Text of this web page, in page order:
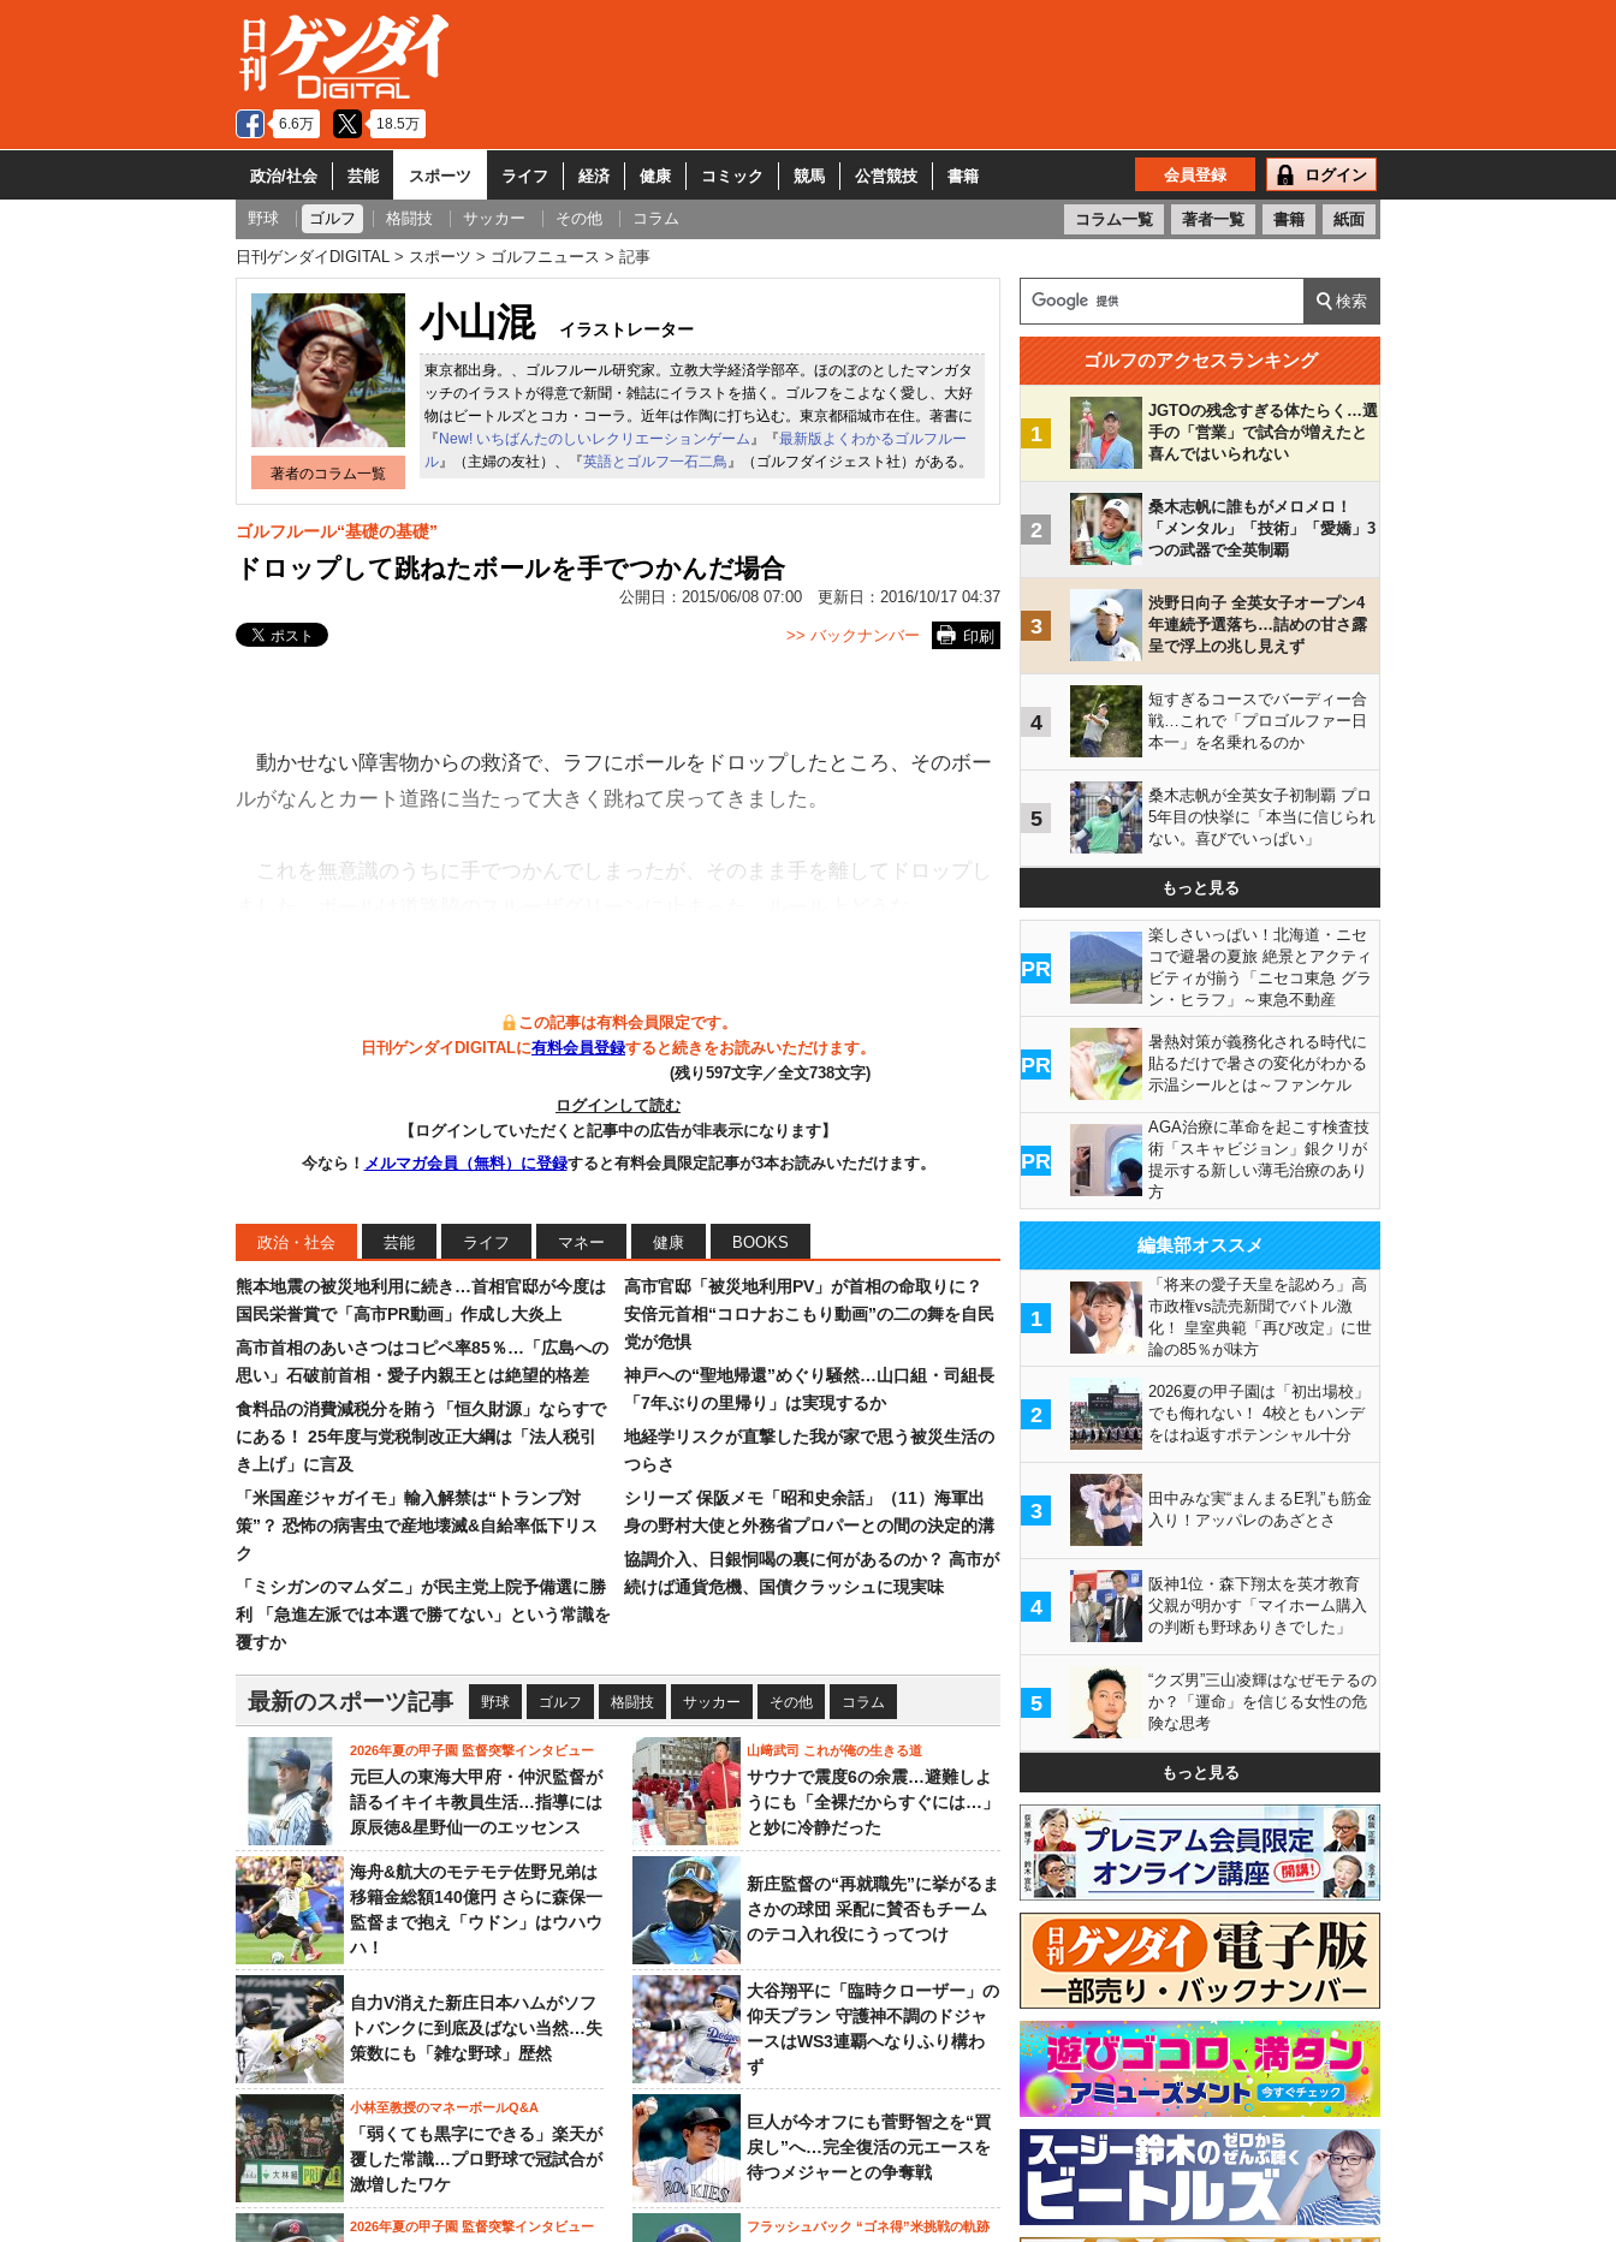
6.6万 18.5万
政治/社会 芸能 スポーツ ライフ 経済 健康 コミック 競馬 公営競技 書籍 会員登録 ログイン
野球 ゴルフ 格闘技 サッカー その他 コラム コラム一覧 著者一覧 書籍 紙面
日刊ゲンダイDIGITAL スポーツ ゴルフニュース 記事
著者のコラム一覧
小山混 イラストレーター
東京都出身。、ゴルフルール研究家。立教大学経済学部卒。ほのぼのとしたマンガタ
ッチのイラストが得意で新聞・雑誌にイラストを描く。ゴルフをこよなく愛し、大好
物はビートルズとコカ・コーラ。近年は作陶に打ち込む。東京都稲城市在住。著書に
『 New! いちばんたのしいレクリエーションゲーム』『最新版よくわかるゴルフルー
ル』（主婦の友社）、『英語とゴルフ一石二鳥』（ゴルフダイジェスト社）がある。
ゴルフルール“基礎の基礎”
ドロップして跳ねたボールを手でつかんだ場合
公開日： 2015/06/08 07:00 更新日： 2016/10/17 04:37
印刷
>> バックナンバー
動かせない障害物からの救済で、ラフにボールをドロップしたところ、そのボー
ルがなんとカート道路に当たって大きく跳ねて戻ってきました。
これを無意識のうちに手でつかんでしまったが、そのまま手を離してドロップし
この記事は有料会員限定です。
日刊ゲンダイDIGITALに有料会員登録すると続きをお読みいただけます。
(残り597文字／全文738文字)
ログインして読む
【ログインしていただくと記事中の広告が非表示になります】
今なら！ メルマガ会員（無料）に登録すると有料会員限定記事が3本お読みいただけます。
政治・社会 芸能 ライフ マネー 健康 BOOKS
熊本地震の被災地利用に続き…首相官邸が今度は
国民栄誉賞で「高市PR動画」作成し大炎上
高市首相のあいさつはコピペ率85％…「広島への
思い」石破前首相・愛子内親王とは絶望的格差
食料品の消費減税分を賄う「恒久財源」ならすで
にある！ 25年度与党税制改正大綱は「法人税引
き上げ」に言及
「米国産ジャガイモ」輸入解禁は“トランプ対
策”？ 恐怖の病害虫で産地壊滅&自給率低下リス
ク
「ミシガンのマムダニ」が民主党上院予備選に勝
利 「急進左派では本選で勝てない」という常識を
覆すか
高市官邸「被災地利用PV」が首相の命取りに？
安倍元首相“コロナおこもり動画”の二の舞を自民
党が危惧
神戸への“聖地帰還”めぐり騒然…山口組・司組長
「7年ぶりの里帰り」は実現するか
地経学リスクが直撃した我が家で思う被災生活の
つらさ
シリーズ 保阪メモ「昭和史余話」（11）海軍出
身の野村大使と外務省プロパーとの間の決定的溝
協調介入、日銀恫喝の裏に何があるのか？ 高市が
続けば通貨危機、国債クラッシュに現実味
最新のスポーツ記事 野球 ゴルフ 格闘技 サッカー その他 コラム
2026年夏の甲子園 監督突撃インタビュー
元巨人の東海大甲府・仲沢監督が
語るイキイキ教員生活…指導には
原辰徳&星野仙一のエッセンス
山﨑武司 これが俺の生きる道
サウナで震度6の余震…避難しよ
うにも「全裸だからすぐには…」
と妙に冷静だった
海舟&航大のモテモテ佐野兄弟は
移籍金総額140億円 さらに森保一
監督まで抱え「ウドン」はウハウ
ハ！
新庄監督の“再就職先”に挙がるま
さかの球団 采配に賛否もチーム
のテコ入れ役にうってつけ
自力V消えた新庄日本ハムがソフ
トバンクに到底及ばない当然…失
策数にも「雑な野球」歴然
大谷翔平に「臨時クローザー」の
仰天プラン 守護神不調のドジャ
ースはWS3連覇へなりふり構わ
ず
小林至教授のマネーボールQ&A
「弱くても黒字にできる」楽天が
覆した常識…プロ野球で冠試合が
激増したワケ
巨人が今オフにも菅野智之を“買
戻し”へ…完全復活の元エースを
待つメジャーとの争奪戦
2026年夏の甲子園 監督突撃インタビュー フラッシュバック “ゴネ得”米挑戦の軌跡
ゴルフのアクセスランキング
1
JGTOの残念すぎる体たらく…選
手の「営業」で試合が増えたと
喜んではいられない
2
桑木志帆に誰もがメロメロ！
「メンタル」「技術」「愛嬌」3
つの武器で全英制覇
3
渋野日向子 全英女子オープン4
年連続予選落ち…詰めの甘さ露
呈で浮上の兆し見えず
4
短すぎるコースでバーディー合
戦…これで「プロゴルファー日
本一」を名乗れるのか
5
桑木志帆が全英女子初制覇 プロ
5年目の快挙に「本当に信じられ
ない。喜びでいっぱい」
もっと見る
PR
楽しさいっぱい！北海道・ニセ
コで避暑の夏旅 絶景とアクティ
ビティが揃う「ニセコ東急 グラ
ン・ヒラフ」～東急不動産
PR
暑熱対策が義務化される時代に
貼るだけで暑さの変化がわかる
示温シールとは～ファンケル
PR
AGA治療に革命を起こす検査技
術「スキャビジョン」銀クリが
提示する新しい薄毛治療のあり
方
編集部オススメ
1
「将来の愛子天皇を認めろ」高
市政権vs読売新聞でバトル激
化！ 皇室典範「再び改定」に世
論の85％が味方
2
2026夏の甲子園は「初出場校」
でも侮れない！ 4校ともハンデ
をはね返すポテンシャル十分
3
田中みな実“まんまるE乳”も筋金
入り！アッパレのあざとさ
4
阪神1位・森下翔太を英才教育
父親が明かす「マイホーム購入
の判断も野球ありきでした」
5
“クズ男”三山凌輝はなぜモテるの
か？「運命」を信じる女性の危
険な思考
もっと見る